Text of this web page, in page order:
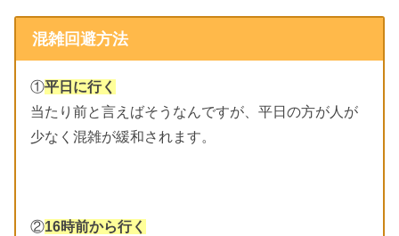
混雑回避方法
①平日に行く
当たり前と言えばそうなんですが、平日の方が人が
少なく混雑が緩和されます。
②16時前から行く